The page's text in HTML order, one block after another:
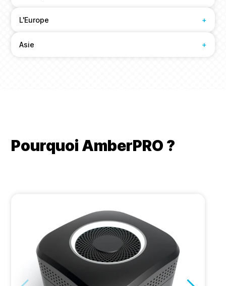
L'Europe +
Asie +
Pourquoi AmberPRO ?